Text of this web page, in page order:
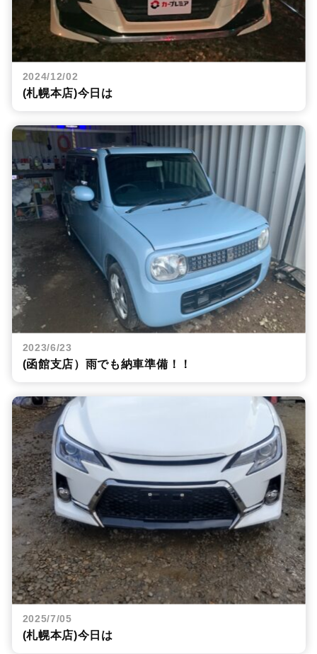
2024/12/02
(札幌本店)今日は
2023/6/23
(函館支店）雨でも納車準備！！
2025/7/05
(札幌本店)今日は